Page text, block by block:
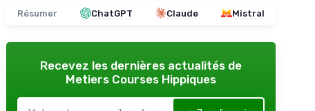
Résumer ChatGPT Claude Mistral
Recevez les dernières actualités de
Metiers Courses Hippiques